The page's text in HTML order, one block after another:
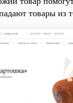
товары из